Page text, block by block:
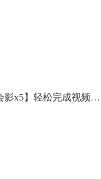
【会声会影x5】轻松完成视频拼接